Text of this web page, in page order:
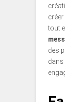
tout
des
dans